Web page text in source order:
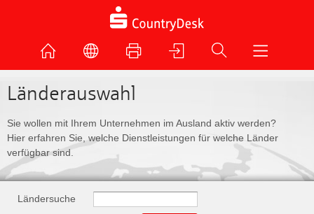
Länderauswahl
Sie wollen mit Ihrem Unternehmen im Ausland aktiv werden?
Hier erfahren Sie, welche Dienstleistungen für welche Länder
verfügbar sind.
Ländersuche